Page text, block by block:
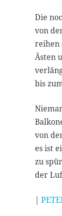
Die
von
reihen
Ästen
bis
von
es ist
zu
der
|